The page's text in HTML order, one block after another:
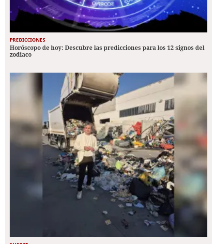
PREDICCIONES
Horóscopo de hoy: Descubre las predicciones para los 12 signos del
zodiaco